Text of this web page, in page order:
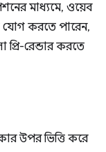
মাধ্যমে, ওয়েব
যোগ করতে পারেন,
রেন্ডার করতে
উপর ভিত্তি করে